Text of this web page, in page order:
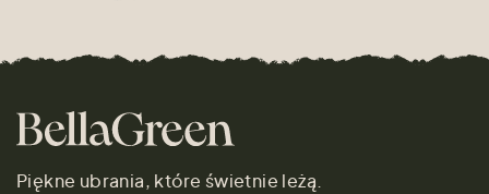
Piękne ubrania, które świetnie leżą.